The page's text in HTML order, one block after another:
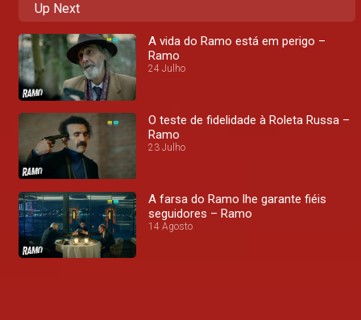
Up Next
A vida do Ramo está em perigo –
Ramo
24 Julho
O teste de fidelidade à Roleta Russa –
Ramo
23 Julho
A farsa do Ramo lhe garante fiéis
seguidores – Ramo
14 Agosto